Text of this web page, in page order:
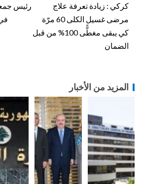
كركي : زيادة تعرفة علاج
مرضى غسيل الكلى 60 مرّة
كي يبقى مغطًّى 100% من قبل
الضمان
رئيس
في
المزيد من الأخبار